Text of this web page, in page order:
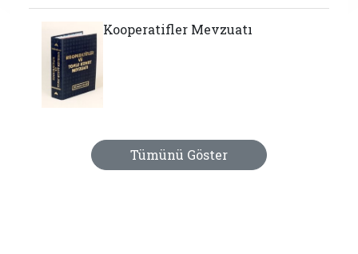
Kooperatifler Mevzuatı
Tümünü Göster